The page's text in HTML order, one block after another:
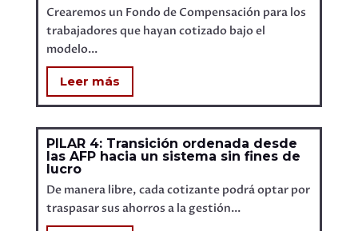
Crearemos un Fondo de Compensación para los
trabajadores que hayan cotizado bajo el
modelo...
Leer más
PILAR 4: Transición ordenada desde
las AFP hacia un sistema sin fines de
lucro
De manera libre, cada cotizante podrá optar por
traspasar sus ahorros a la gestión...